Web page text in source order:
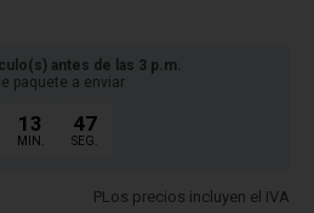
antes de las 3 p.m.
paquete a enviar
13
MIN.
47
SEG.
PLos precios incluyen el IVA